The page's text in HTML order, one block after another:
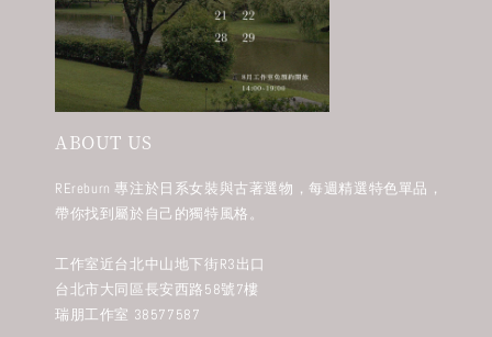
ABOUT US
REreburn 專注於日系女裝與古著選物，每週精選特色單品，
帶你找到屬於自己的獨特風格。
工作室近台北中山地下街R3出口
台北市大同區長安西路58號7樓
瑞朋工作室 38577587